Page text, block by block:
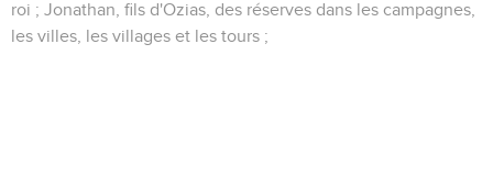
roi ; Jonathan, fils d'Ozias, des réserves dans les campagnes,
les villes, les villages et les tours ;